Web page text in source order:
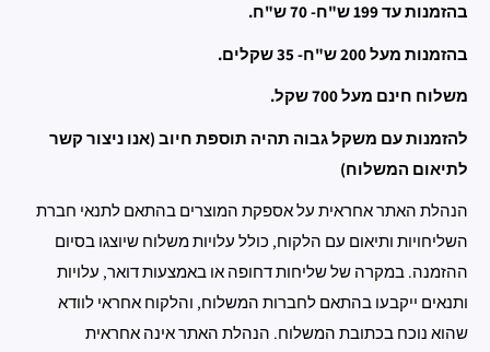
בהזמנות עד 199 ש"ח- 70 ש"ח.
בהזמנות מעל 200 ש"ח- 35 שקלים.
משלוח חינם מעל 700 שקל.
להזמנות עם משקל גבוה תהיה תוספת חיוב (אנו ניצור קשר
לתיאום המשלוח)
הנהלת האתר אחראית על אספקת המוצרים בהתאם לתנאי חברת
השליחויות ותיאום עם הלקוח, כולל עלויות משלוח שיוצגו בסיום
ההזמנה. במקרה של שליחות דחופה או באמצעות דואר, עלויות
ותנאים ייקבעו בהתאם לחברות המשלוח, והלקוח אחראי לוודא
שהוא נוכח בכתובת המשלוח. הנהלת האתר אינה אחראית